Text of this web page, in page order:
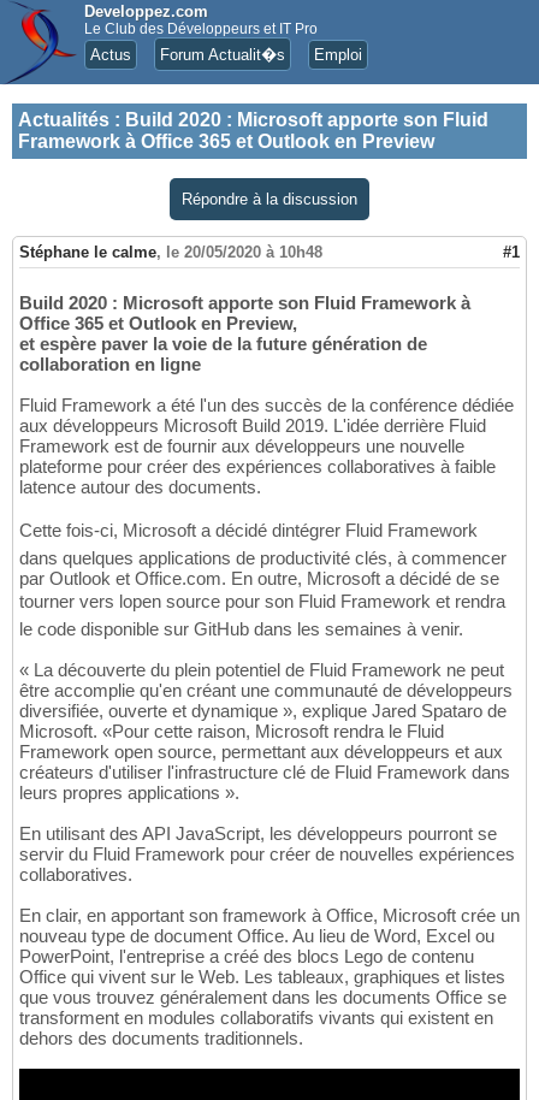
Developpez.com
Le Club des Développeurs et IT Pro
Actus Forum Actualit�s Emploi
Actualités : Build 2020 : Microsoft apporte son Fluid
Framework à Office 365 et Outlook en Preview
Répondre à la discussion
Stéphane le calme, le 20/05/2020 à 10h48 #1
Build 2020 : Microsoft apporte son Fluid Framework à
Office 365 et Outlook en Preview,
et espère paver la voie de la future génération de
collaboration en ligne
Fluid Framework a été l'un des succès de la conférence dédiée
aux développeurs Microsoft Build 2019. L'idée derrière Fluid
Framework est de fournir aux développeurs une nouvelle
plateforme pour créer des expériences collaboratives à faible
latence autour des documents.
Cette fois-ci, Microsoft a décidé dintégrer Fluid Framework
dans quelques applications de productivité clés, à commencer
par Outlook et Office.com. En outre, Microsoft a décidé de se
tourner vers lopen source pour son Fluid Framework et rendra
le code disponible sur GitHub dans les semaines à venir.
« La découverte du plein potentiel de Fluid Framework ne peut
être accomplie qu'en créant une communauté de développeurs
diversifiée, ouverte et dynamique », explique Jared Spataro de
Microsoft. «Pour cette raison, Microsoft rendra le Fluid
Framework open source, permettant aux développeurs et aux
créateurs d'utiliser l'infrastructure clé de Fluid Framework dans
leurs propres applications ».
En utilisant des API JavaScript, les développeurs pourront se
servir du Fluid Framework pour créer de nouvelles expériences
collaboratives.
En clair, en apportant son framework à Office, Microsoft crée un
nouveau type de document Office. Au lieu de Word, Excel ou
PowerPoint, l'entreprise a créé des blocs Lego de contenu
Office qui vivent sur le Web. Les tableaux, graphiques et listes
que vous trouvez généralement dans les documents Office se
transforment en modules collaboratifs vivants qui existent en
dehors des documents traditionnels.